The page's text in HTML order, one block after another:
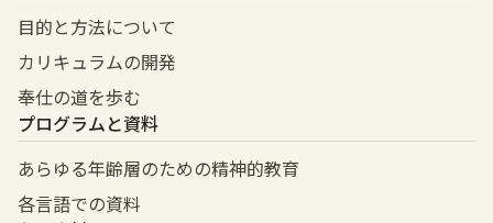
目的と方法について
カリキュラムの開発
奉仕の道を歩む
プログラムと資料
あらゆる年齢層のための精神的教育
各言語での資料